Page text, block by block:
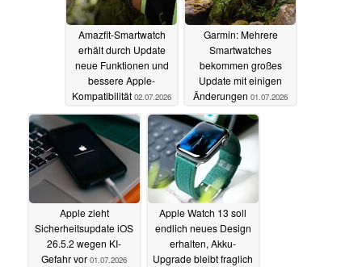
Amazfit-Smartwatch
erhält durch Update
neue Funktionen und
bessere Apple-
Kompatibilität 02.07.2026
Garmin: Mehrere
Smartwatches
bekommen großes
Update mit einigen
Änderungen 01.07.2026
Apple zieht
Sicherheitsupdate iOS
26.5.2 wegen KI-
Gefahr vor 01.07.2026
Apple Watch 13 soll
endlich neues Design
erhalten, Akku-
Upgrade bleibt fraglich